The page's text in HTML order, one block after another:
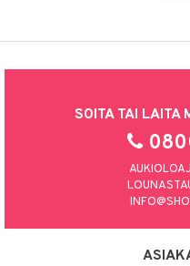
SOITA TAI LAITA